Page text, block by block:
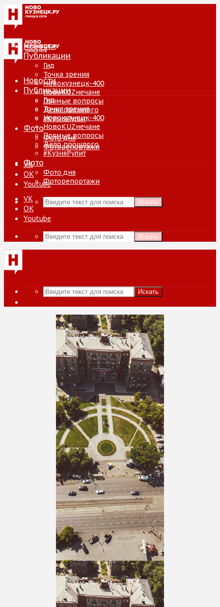
Новости
Публикации
Гид
Точка зрения
Новокузнецк-400
НовоKUZнечане
Прямые вопросы
Дело прошлого
#КузняРулит
Фото
Фото дня
Фоторепортажи
VK
ОК
Youtube
Искать
Новости
Публикации
Гид
Точка зрения
Новокузнецк-400
НовоKUZнечане
Прямые вопросы
Дело прошлого
#КузняРулит
Фото
Фото дня
Фоторепортажи
VK
ОК
Youtube
Искать
Искать